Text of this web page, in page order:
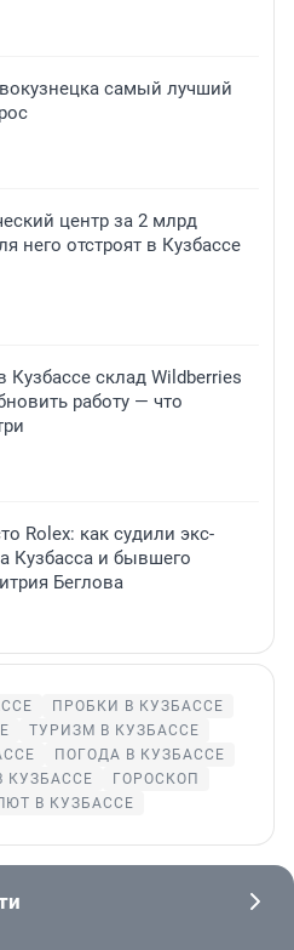
самый лучший
центр за 2 млрд
него отстроят в Кузбассе
склад Wildberries
работу — что
Rolex: как судили экс-
Кузбасса и бывшего
Беглова
ПРОБКИ В КУЗБАССЕ
ТУРИЗМ В КУЗБАССЕ
ПОГОДА В КУЗБАССЕ
КУЗБАССЕ
ГОРОСКОП
В КУЗБАССЕ